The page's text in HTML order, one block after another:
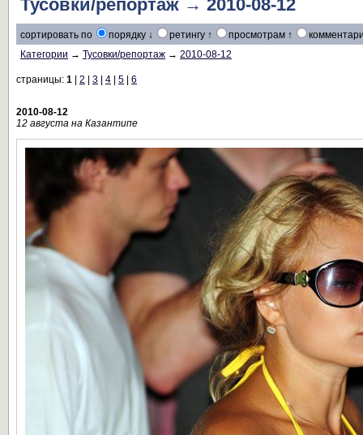
Тусовки/репортаж → 2010-08-12
сортировать по порядку ↓ ретингу ↑ просмотрам ↑
Категории → Тусовки/репортаж → 2010-08-12
страницы: 1 2 3 4 5 6
2010-08-12
12 августа на Казантипе